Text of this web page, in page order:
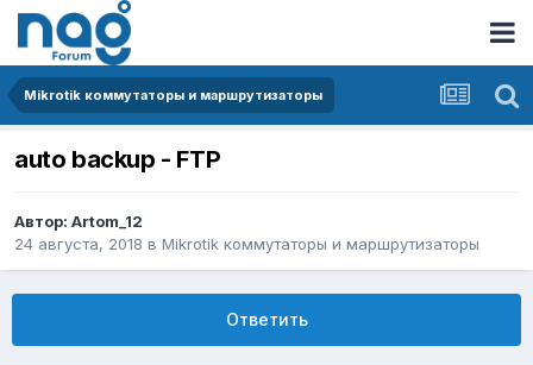
Mikrotik коммутаторы и маршрутизаторы
auto backup - FTP
Автор: Artom_12
24 августа, 2018 в Mikrotik коммутаторы и маршрутизаторы
Ответить